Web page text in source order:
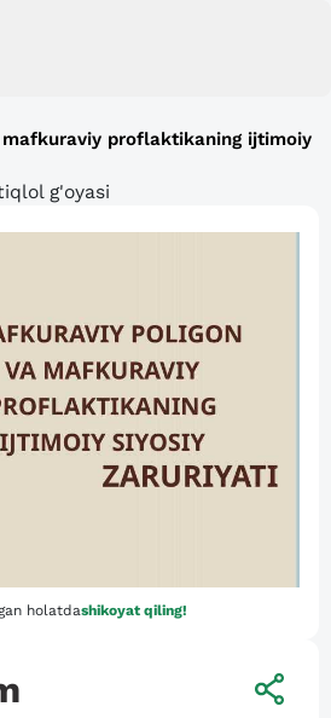
proflaktikaning ijtimoiy
g'oyasi
holatdashikoyat qiling!